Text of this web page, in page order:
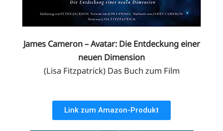
James Cameron – Avatar: Die Entdeckung einer
neuen Dimension
(Lisa Fitzpatrick) Das Buch zum Film
Link zum Amazon-Produkt